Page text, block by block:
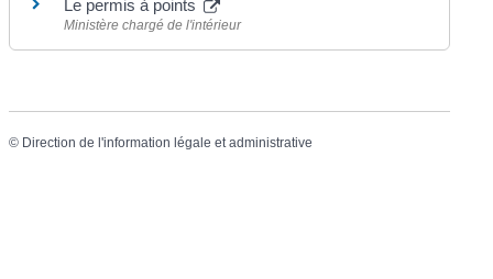
Le permis à points
Ministère chargé de l'intérieur
© Direction de l'information légale et administrative